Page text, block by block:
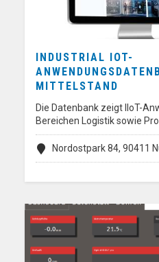
INDUSTRIAL IOT-
MITTELSTAND
Die Datenbank zeigt IIoT-
Bereichen Logistik sowie
Nordostpark 84, 90411